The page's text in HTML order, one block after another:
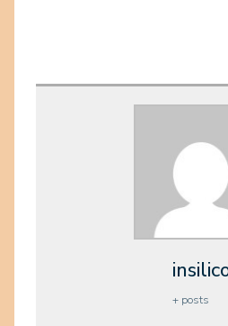
+ posts